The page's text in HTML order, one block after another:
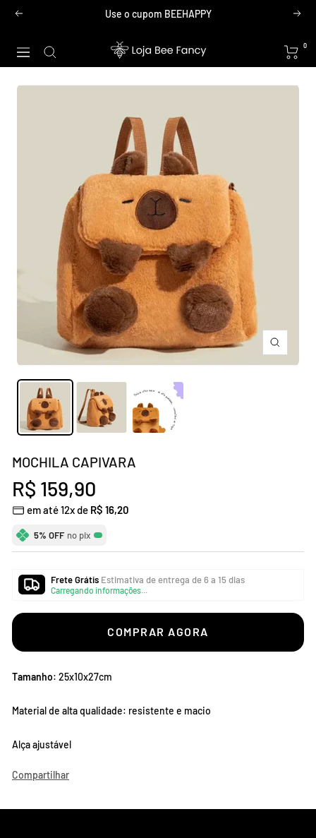
Pular
conteúdo
Anterior Use o cupom BEEHAPPY
Navegação
Loja
Bee
0
Zoom
MOCHILA CAPIVARA
Preço
promocional
R$ 159,90
em até 12x de R$ 16,20
5% OFF no pix
Frete Grátis Estimativa de entrega de 6 a 15 dias
Carregando informações...
COMPRAR AGORA
Tamanho: 25x10x27cm
Material de alta qualidade: resistente e macio
Alça ajustável
Compartilhar